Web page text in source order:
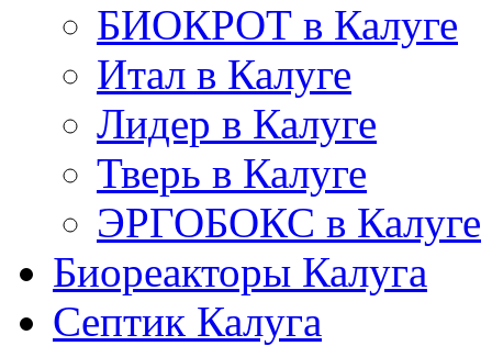
БИОКРОТ в Калуге
Итал в Калуге
Лидер в Калуге
Тверь в Калуге
ЭРГОБОКС в Калуге
Биореакторы Калуга
Септик Калуга